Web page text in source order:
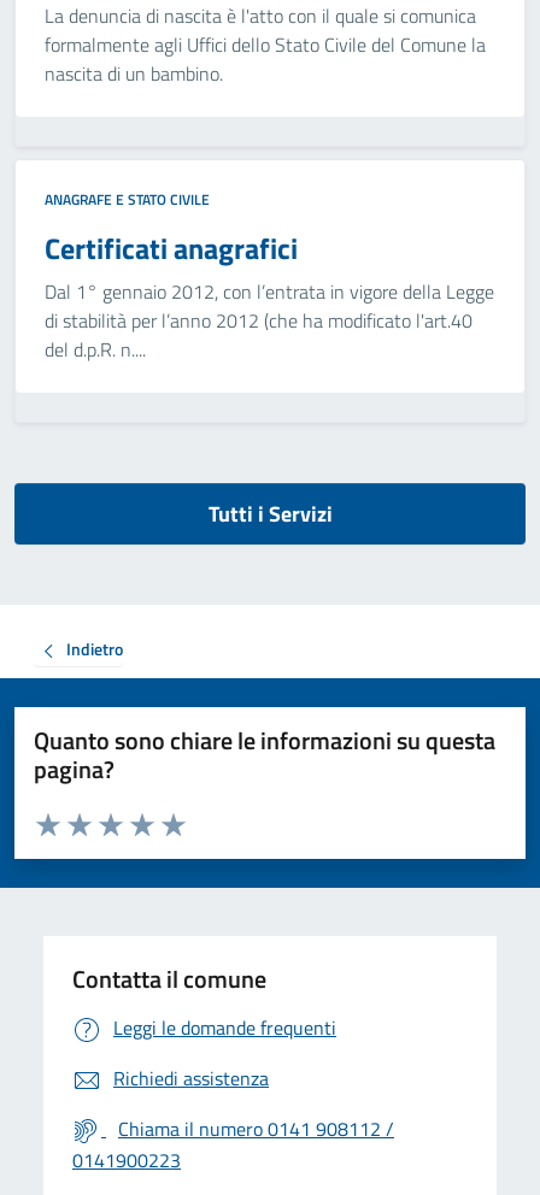
La denuncia di nascita è l'atto con il quale si comunica
formalmente agli Uffici dello Stato Civile del Comune la
nascita di un bambino.
ANAGRAFE E STATO CIVILE
Certificati anagrafici
Dal 1° gennaio 2012, con l’entrata in vigore della Legge
di stabilità per l’anno 2012 (che ha modificato l'art.40
del d.p.R. n....
Tutti i Servizi
Indietro
Quanto sono chiare le informazioni su questa
pagina?
Valuta da 1 a 5 stelle la pagina
Valuta 5 stelle su 5
Valuta 4 stelle su 5
Valuta 3 stelle su 5
Valuta 2 stelle su 5
Valuta 1 stelle su 5
Contatta il comune
Leggi le domande frequenti
Richiedi assistenza
Chiama il numero 0141 908112 /
0141900223